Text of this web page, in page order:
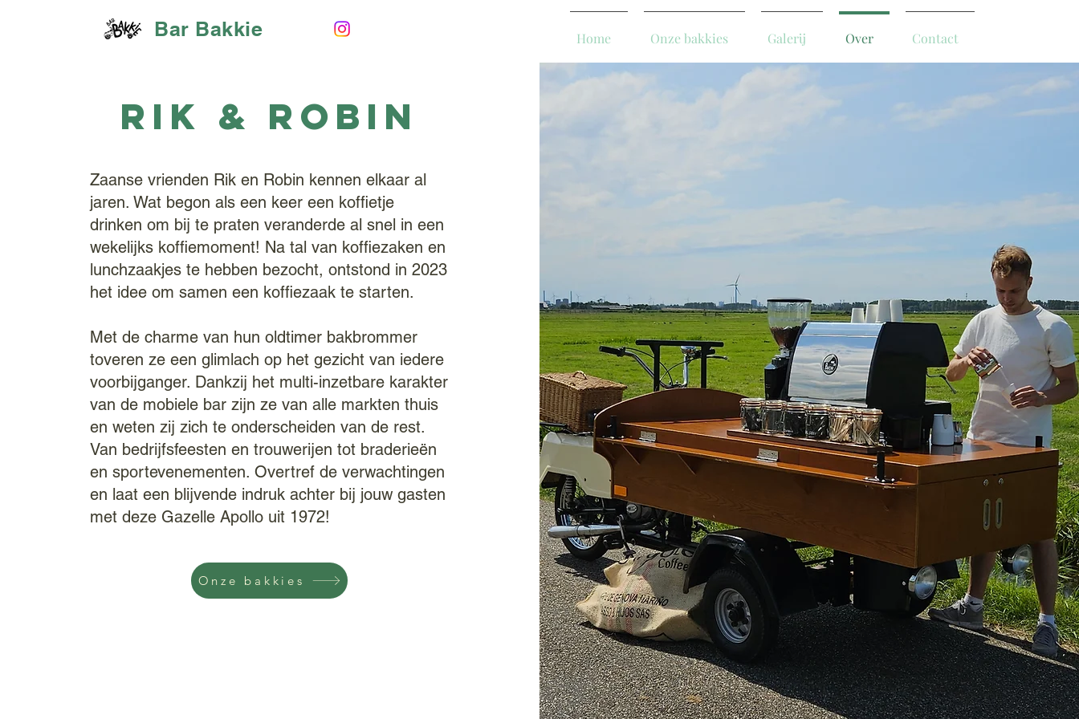
Bar Bakkie Home Onze bakkies Galerij Over Contact
Over
Rik & Robin
Zaanse vrienden Rik en Robin kennen elkaar al
jaren. Wat begon als een keer een koffietje
drinken om bij te praten veranderde al snel in een
wekelijks koffiemoment! Na tal van koffiezaken en
lunchzaakjes te hebben bezocht, ontstond in 2023
het idee om samen een koffiezaak te starten.
Met de charme van hun oldtimer bakbrommer
toveren ze een glimlach op het gezicht van iedere
voorbijganger. Dankzij het multi-inzetbare karakter
van de mobiele bar zijn ze van alle markten thuis
en weten zij zich te onderscheiden van de rest.
Van bedrijfsfeesten en trouwerijen tot braderieën
en sportevenementen. Overtref de verwachtingen
en laat een blijvende indruk achter bij jouw gasten
met deze Gazelle Apollo uit 1972!
Onze bakkies